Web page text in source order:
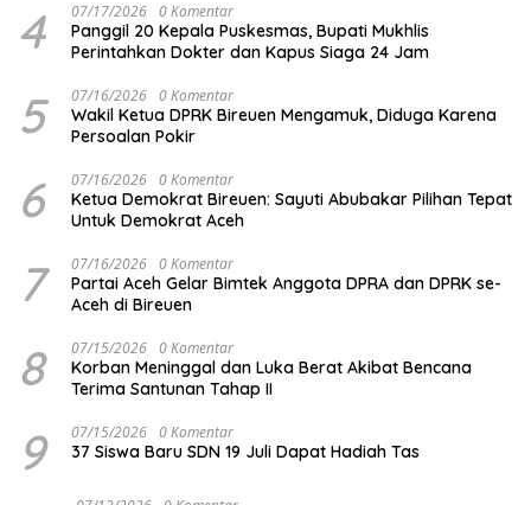
4 07/17/2026 0 Komentar
Panggil 20 Kepala Puskesmas, Bupati Mukhlis
Perintahkan Dokter dan Kapus Siaga 24 Jam
5 07/16/2026 0 Komentar
Wakil Ketua DPRK Bireuen Mengamuk, Diduga Karena
Persoalan Pokir
6 07/16/2026 0 Komentar
Ketua Demokrat Bireuen: Sayuti Abubakar Pilihan Tepat
Untuk Demokrat Aceh
7 07/16/2026 0 Komentar
Partai Aceh Gelar Bimtek Anggota DPRA dan DPRK se-
Aceh di Bireuen
8 07/15/2026 0 Komentar
Korban Meninggal dan Luka Berat Akibat Bencana
Terima Santunan Tahap II
9 07/15/2026 0 Komentar
37 Siswa Baru SDN 19 Juli Dapat Hadiah Tas